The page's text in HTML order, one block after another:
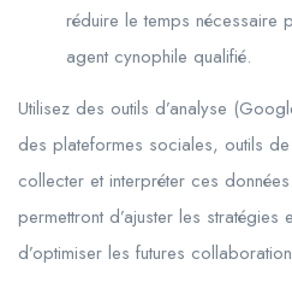
réduire le temps nécessaire
agent cynophile qualifié.
Utilisez des outils d’analyse
des plateformes sociales, outils
collecter et interpréter ces
permettront d’ajuster les
d’optimiser les futures